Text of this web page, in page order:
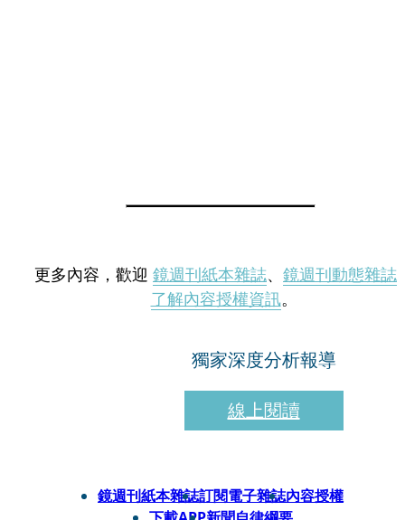
更多內容，歡迎 鏡週刊紙本雜誌、 鏡週刊動態雜誌
了解內容授權資訊。
獨家深度分析報導
線上閱讀
鏡週刊紙本雜誌訂閱電子雜誌內容授權